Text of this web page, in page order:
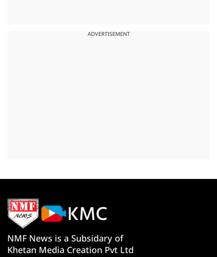
ADVERTISEMENT
NMF News is a Subsidary of
Khetan Media Creation Pvt Ltd